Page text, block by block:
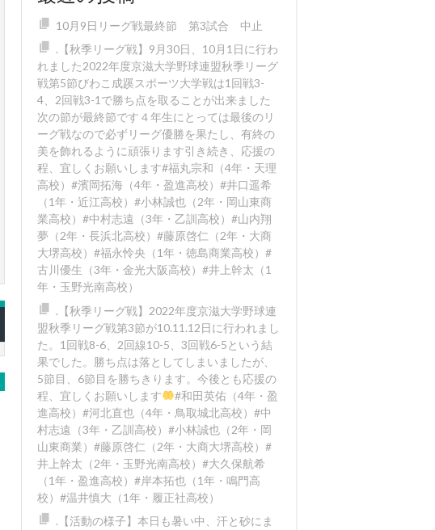
10月9日リーグ戦最終節 第3試合 中止
.【秋季リーグ戦】9月30日、10月1日に行わ
れました2022年度京滋大学野球連盟秋季リーグ
戦第5節びわこ成蹊スポーツ大学戦は1回戦3-
4、2回戦3-1で勝ち点を取ることが出来ました️
次の節が最終節です４年生にとっては最後のリ
ーグ戦なので必ずリーグ優勝を果たし、有終の
美を飾れるように頑張ります️引き続き、応援の
程、宜しくお願いします#福丸宗和（4年・天理
高校）#濱岡拓海（4年・盈進高校）#井口遥希
（1年・近江高校）#小林誠也（2年・岡山東商
業高校）#中村志遠（3年・乙訓高校）#山内翔
夢（2年・長浜北高校）#藤原啓仁（2年・大商
大堺高校）#福永怜央（1年・徳島商業高校）#
古川優生（3年・金光大阪高校）#井上幹太（1
年・玉野光南高校）
.【秋季リーグ戦】2022年度京滋大学野球連
盟秋季リーグ戦第3節が10.11.12日に行われまし
た。1回戦8-6 、2回線10-5 、3回戦6-5という結
果でした。勝ち点は落としてしまいましたが、
5節目、6節目を勝ちきります。今後とも応援の
程、宜しくお願いします
#和田英佑（4年・盈
進高校）#河北直也（4年・鳥取城北高校）#中
村志遠（3年・乙訓高校）#小林誠也（2年・岡
山東商業）#藤原啓仁（2年・大商大堺高校）#
井上幹太（2年・玉野光南高校）#大久保航希
（1年・盈進高校）#岸本拓也（1年・鳴門高
校）#温井慎大（1年・履正社高校）
.【活動の様子】本日も暑い中、汗と砂にま